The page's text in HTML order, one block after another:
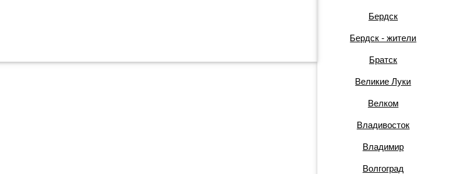
Бердск
Бердск - жители
Братск
Великие Луки
Велком
Владивосток
Владимир
Волгоград